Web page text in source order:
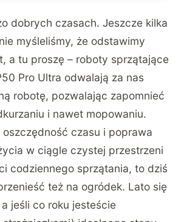
dobrych czasach. Jeszcze kilka
myśleliśmy, że odstawimy
a tu proszę – roboty sprzątające
Pro Ultra odwalają za nas
robotę, pozwalając zapomnieć
i nawet mopowaniu.
czasu i poprawa
w ciągle czystej przestrzeni
codziennego sprzątania, to dziś
też na ogródek. Lato się
jeśli co roku jesteście